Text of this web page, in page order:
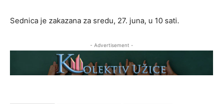
Sednica je zakazana za sredu, 27. juna, u 10 sati.
- Advertisement -